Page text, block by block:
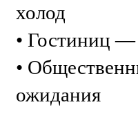
холод
• Гостиниц —
•
ожидания